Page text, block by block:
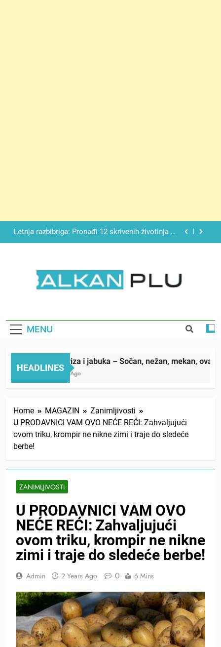
Skip
Najjednostavniji recept za finu pitu od jogurta
Miks griza i jabuka – Sočan, nežan, mekan, ovaj
kolač će se dopasti svima
Najjednostavniji recept za finu pitu od jogurta
MENU
HEADLINES
Miks griza i jabuka – Sočan, nežan, mekan, ovaj
11 Hours Ago
Home MAGAZIN
Zanimljivosti
U PRODAVNICI VAM OVO NEĆE REĆI: Zahvaljujući
ovom triku, krompir ne nikne zimi i traje do sledeće
berbe!
ZANIMLJIVOSTI
U PRODAVNICI VAM OVO
NEĆE REĆI: Zahvaljujući
ovom triku, krompir ne nikne
zimi i traje do sledeće berbe!
Admin 2 Years Ago 0 6 Mins